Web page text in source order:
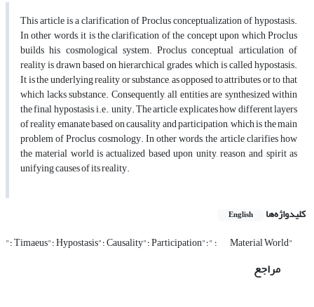
This article is a clarification of Proclus conceptualization of hypostasis.
In other words, it is the clarification of the concept upon which Proclus
builds his cosmological system. Proclus conceptual articulation of
reality is drawn based on hierarchical grades, which is called hypostasis.
It is the underlying reality or substance, as opposed to attributes or to that
which lacks substance. Consequently, all entities are synthesized within
the final hypostasis, i.e., unity. The article explicates how different layers
of reality emanate based on causality and participation, which is the main
problem of Proclus cosmology. In other words, the article clarifies how
the material world is actualized based upon unity, reason, and spirit as
unifying causes of its reality.
کلیدواژه‌ها English
"؛ Timaeus"؛ Hypostasis"؛ Causality"؛ Participation"؛ "؛ Material World"
مراجع